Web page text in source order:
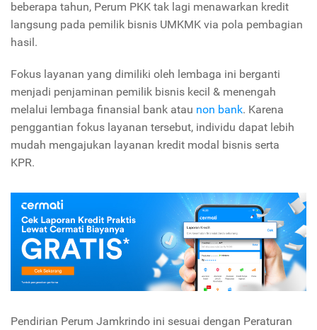
beberapa tahun, Perum PKK tak lagi menawarkan kredit
langsung pada pemilik bisnis UMKMK via pola pembagian
hasil.
Fokus layanan yang dimiliki oleh lembaga ini berganti
menjadi penjaminan pemilik bisnis kecil & menengah
melalui lembaga finansial bank atau non bank. Karena
penggantian fokus layanan tersebut, individu dapat lebih
mudah mengajukan layanan kredit modal bisnis serta
KPR.
Pendirian Perum Jamkrindo ini sesuai dengan Peraturan